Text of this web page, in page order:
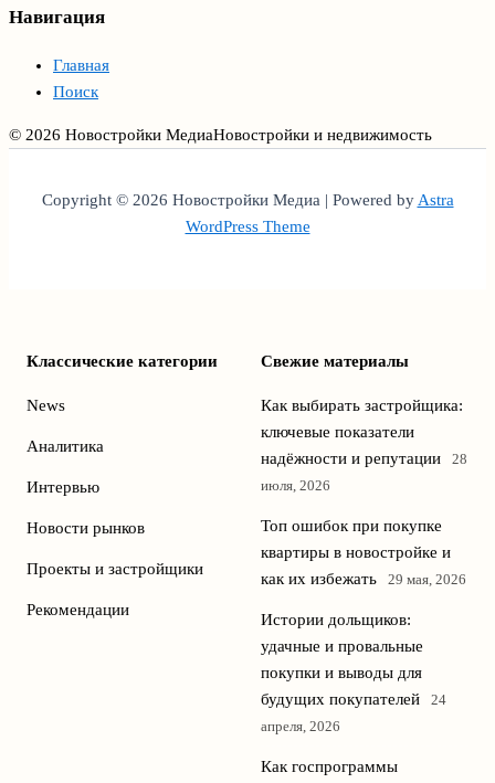
Навигация
Главная
Поиск
© 2026 Новостройки МедиаНовостройки и недвижимость
Copyright © 2026 Новостройки Медиа | Powered byAstra
WordPress Theme
Классические категории
News
Аналитика
Интервью
Новости рынков
Проекты и застройщики
Рекомендации
Свежие материалы
Как выбирать застройщика:
ключевые показатели
надёжности и репутации
28
июля, 2026
Топ ошибок при покупке
квартиры в новостройке и
как их избежать
29 мая, 2026
Истории дольщиков:
удачные и провальные
покупки и выводы для
будущих покупателей
24
апреля, 2026
Как госпрограммы